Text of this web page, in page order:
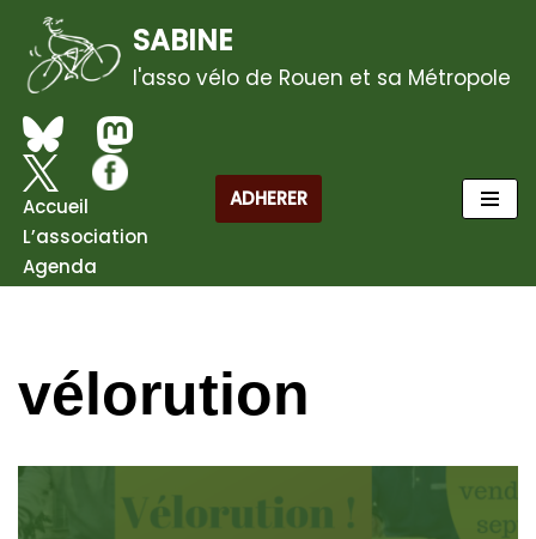
Aller
au
contenu
SABINE
l'asso vélo de Rouen et sa Métropole
Accueil
L’association
Agenda
ADHERER
vélorution